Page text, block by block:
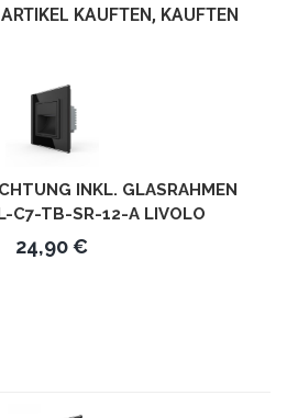
KAUFTEN, KAUFTEN
INKL. GLASRAHMEN
C7-TB-SR-12-A LIVOLO
24,90 €